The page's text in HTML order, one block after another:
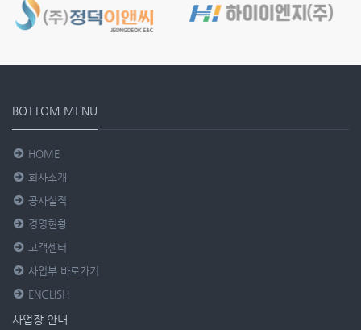
BOTTOM MENU
HOME
회사소개
공사실적
경영현황
고객센터
사업부 바로가기
ENGLISH
사업장 안내